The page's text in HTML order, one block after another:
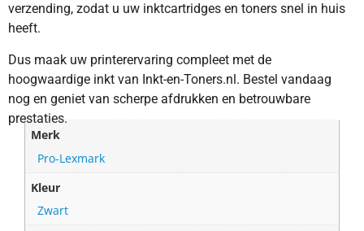
verzending, zodat u uw inktcartridges en toners snel in huis
heeft.
Dus maak uw printerervaring compleet met de
hoogwaardige inkt van Inkt-en-Toners.nl. Bestel vandaag
nog en geniet van scherpe afdrukken en betrouwbare
prestaties.
Merk
Pro-Lexmark
Kleur
Zwart